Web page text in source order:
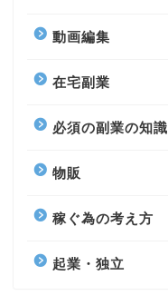
動画編集
在宅副業
必須の副業の知識
物販
稼ぐ為の考え方
起業・独立